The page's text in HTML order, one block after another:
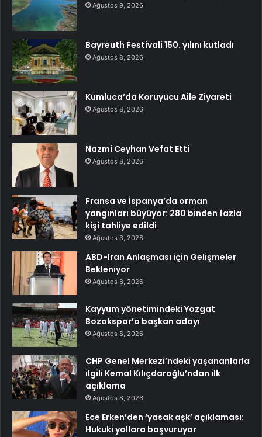
Ağustos 9, 2026
Bayreuth Festivali 150. yılını kutladı
Ağustos 8, 2026
Kumluca’da Koruyucu Aile Ziyareti
Ağustos 8, 2026
Nazmi Ceyhan Vefat Etti
Ağustos 8, 2026
Fransa ve İspanya’da orman
yangınları büyüyor: 280 binden fazla
kişi tahliye edildi
Ağustos 8, 2026
ABD-Iran Anlaşması için Gelişmeler
Bekleniyor
Ağustos 8, 2026
Kayyum yönetimindeki Yozgat
Bozokspor’a başkan adayı
Ağustos 8, 2026
CHP Genel Merkezi’ndeki yaşananlarla
ilgili Kemal Kılıçdaroğlu’ndan ilk
açıklama
Ağustos 8, 2026
Ece Erken’den ‘yasak aşk’ açıklaması:
Hukuki yollara başvuruyor